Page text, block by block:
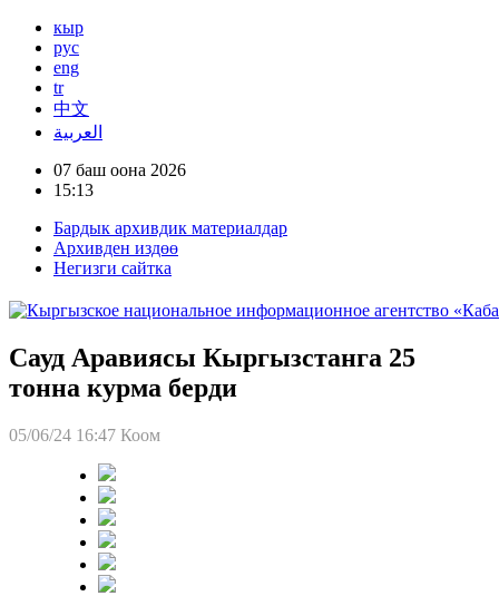
кыр
рус
eng
tr
中文
العربية
07 баш оона 2026
15:13
Бардык архивдик материалдар
Архивден издөө
Негизги сайтка
Сауд Аравиясы Кыргызстанга 25
тонна курма берди
05/06/24 16:47 Коом